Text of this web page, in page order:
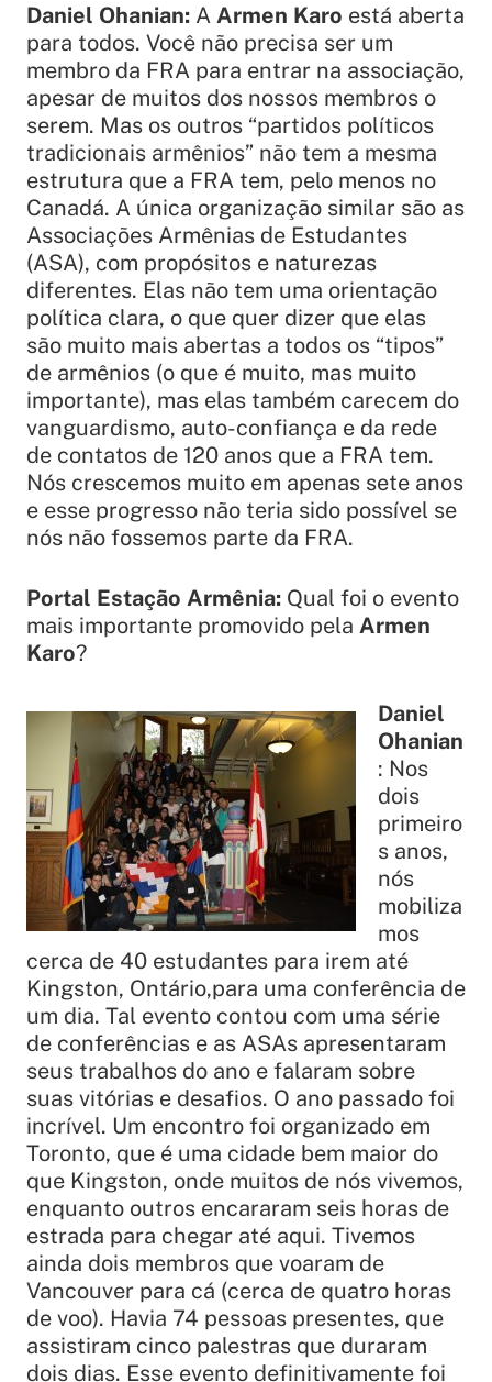
Daniel Ohanian: A Armen Karo está aberta
para todos. Você não precisa ser um
membro da FRA para entrar na associação,
apesar de muitos dos nossos membros o
serem. Mas os outros “partidos políticos
tradicionais armênios” não tem a mesma
estrutura que a FRA tem, pelo menos no
Canadá. A única organização similar são as
Associações Armênias de Estudantes
(ASA), com propósitos e naturezas
diferentes. Elas não tem uma orientação
política clara, o que quer dizer que elas
são muito mais abertas a todos os “tipos”
de armênios (o que é muito, mas muito
importante), mas elas também carecem do
vanguardismo, auto-confiança e da rede
de contatos de 120 anos que a FRA tem.
Nós crescemos muito em apenas sete anos
e esse progresso não teria sido possível se
nós não fossemos parte da FRA.
Portal Estação Armênia: Qual foi o evento
mais importante promovido pela Armen
Karo?
Daniel
Ohanian
: Nos
dois
primeiro
s anos,
nós
mobiliza
mos
cerca de 40 estudantes para irem até
Kingston, Ontário,para uma conferência de
um dia. Tal evento contou com uma série
de conferências e as ASAs apresentaram
seus trabalhos do ano e falaram sobre
suas vitórias e desafios. O ano passado foi
incrível. Um encontro foi organizado em
Toronto, que é uma cidade bem maior do
que Kingston, onde muitos de nós vivemos,
enquanto outros encararam seis horas de
estrada para chegar até aqui. Tivemos
ainda dois membros que voaram de
Vancouver para cá (cerca de quatro horas
de voo). Havia 74 pessoas presentes, que
assistiram cinco palestras que duraram
dois dias. Esse evento definitivamente foi